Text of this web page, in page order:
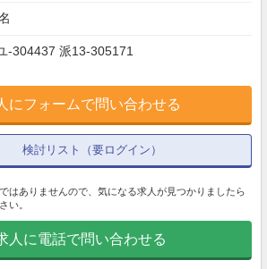
-304437 派13-305171
にフォームで問い合わせる
検討リスト（要ログイン）
はありませんので、気になる求人が見つかりましたら
い。
人に電話で問い合わせる